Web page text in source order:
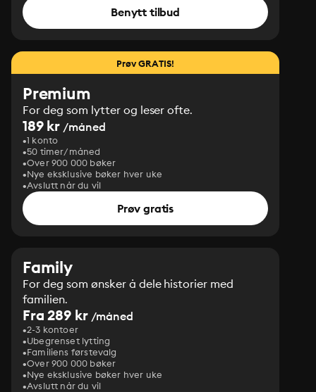
Benytt tilbud
Prøv GRATIS!
Premium
For deg som lytter og leser ofte.
189 kr /måned
1 konto
50 timer/måned
Over 900 000 bøker
Nye eksklusive bøker hver uke
Avslutt når du vil
Prøv gratis
Family
For deg som ønsker å dele historier med
familien.
Fra 289 kr/måned
2-3 kontoer
Ubegrenset lytting
Familiens førstevalg
Over 900 000 bøker
Nye eksklusive bøker hver uke
Avslutt når du vil